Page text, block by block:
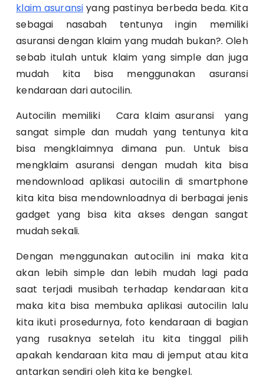
klaim asuransi yang pastinya berbeda beda. Kita
sebagai nasabah tentunya ingin memiliki
asuransi dengan klaim yang mudah bukan?. Oleh
sebab itulah untuk klaim yang simple dan juga
mudah kita bisa menggunakan asuransi
kendaraan dari autocilin.
Autocilin memiliki Cara klaim asuransi yang
sangat simple dan mudah yang tentunya kita
bisa mengklaimnya dimana pun. Untuk bisa
mengklaim asuransi dengan mudah kita bisa
mendownload aplikasi autocilin di smartphone
kita kita bisa mendownloadnya di berbagai jenis
gadget yang bisa kita akses dengan sangat
mudah sekali.
Dengan menggunakan autocilin ini maka kita
akan lebih simple dan lebih mudah lagi pada
saat terjadi musibah terhadap kendaraan kita
maka kita bisa membuka aplikasi autocilin lalu
kita ikuti prosedurnya, foto kendaraan di bagian
yang rusaknya setelah itu kita tinggal pilih
apakah kendaraan kita mau di jemput atau kita
antarkan sendiri oleh kita ke bengkel.